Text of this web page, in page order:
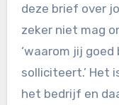
deze brief over
zeker niet mag
‘waarom jij
solliciteert.’ Het
het bedrijf en